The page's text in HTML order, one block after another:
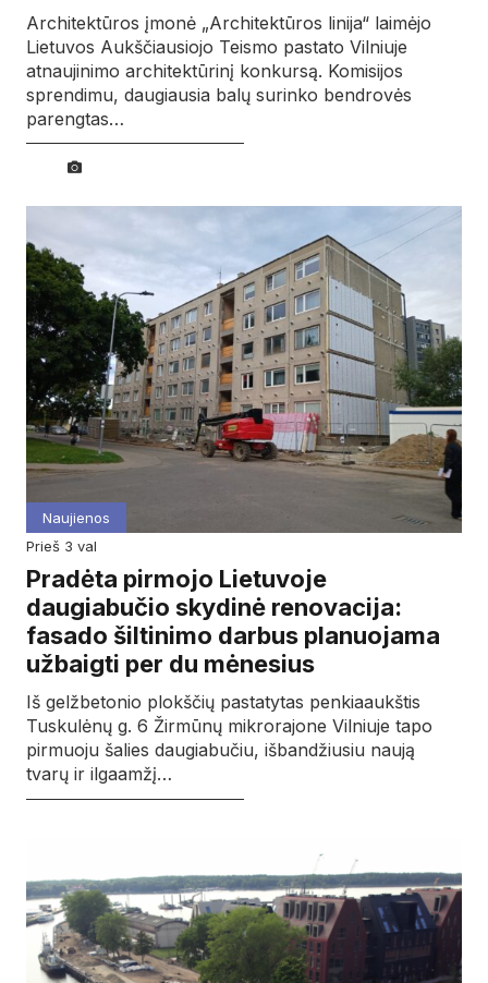
Architektūros įmonė „Architektūros linija“ laimėjo
Lietuvos Aukščiausiojo Teismo pastato Vilniuje
atnaujinimo architektūrinį konkursą. Komisijos
sprendimu, daugiausia balų surinko bendrovės
parengtas…
Naujienos
prieš 3 val
Pradėta pirmojo Lietuvoje
daugiabučio skydinė renovacija:
fasado šiltinimo darbus planuojama
užbaigti per du mėnesius
Iš gelžbetonio plokščių pastatytas penkiaaukštis
Tuskulėnų g. 6 Žirmūnų mikrorajone Vilniuje tapo
pirmuoju šalies daugiabučiu, išbandžiusiu naują
tvarų ir ilgaamžį…